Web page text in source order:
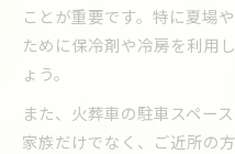
ことが重要です。特に夏場
ために保冷剤や冷房を利用
ょう。
また、火葬車の駐車スペー
家族だけでなく、ご近所の